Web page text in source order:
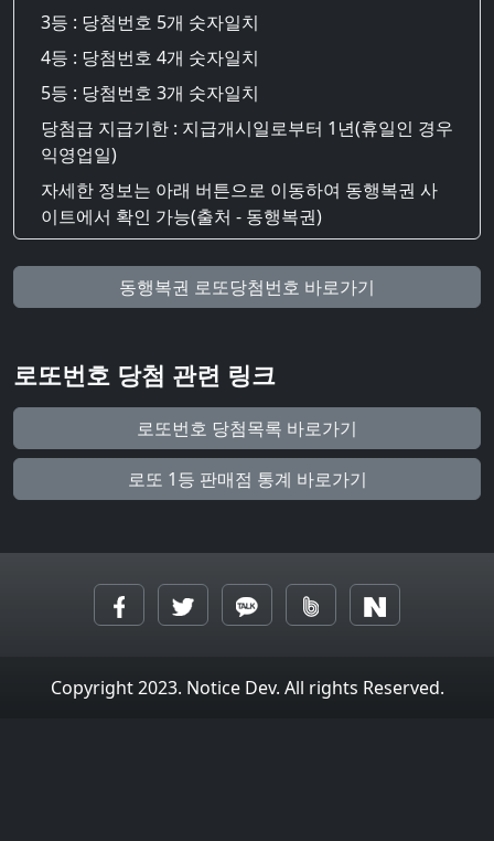
3등 : 당첨번호 5개 숫자일치
4등 : 당첨번호 4개 숫자일치
5등 : 당첨번호 3개 숫자일치
당첨급 지급기한 : 지급개시일로부터 1년(휴일인 경우
익영업일)
자세한 정보는 아래 버튼으로 이동하여 동행복권 사
이트에서 확인 가능(출처 - 동행복권)
동행복권 로또당첨번호 바로가기
로또번호 당첨 관련 링크
로또번호 당첨목록 바로가기
로또 1등 판매점 통계 바로가기
Copyright 2023. Notice Dev. All rights Reserved.